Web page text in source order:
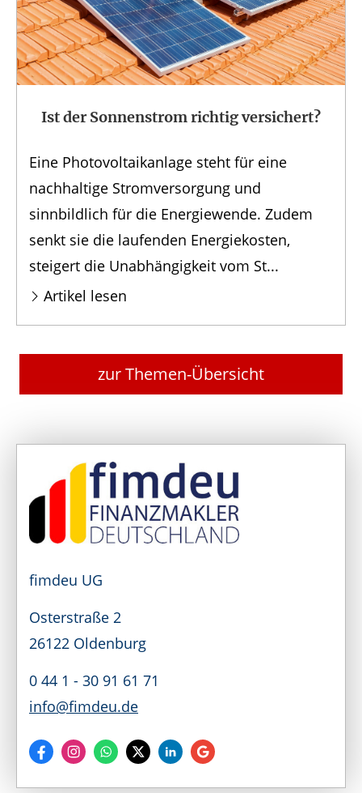
Ist der Sonnenstrom richtig versichert?
Eine Photovoltaikanlage steht für eine
nachhaltige Stromversorgung und
sinnbildlich für die Energiewende. Zudem
senkt sie die laufenden Energiekosten,
steigert die Unabhängigkeit vom St...
Artikel lesen
zur Themen-Übersicht
fimdeu UG
Osterstraße 2
26122 Oldenburg
0 44 1 - 30 91 61 71
info@fimdeu.de